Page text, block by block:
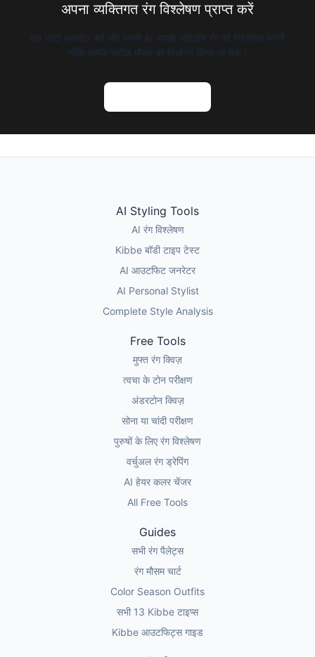
अपना व्यक्तिगत रंग विश्लेषण प्राप्त करें
एक फोटो अपलोड करें और हमारी AI आपके अद्वितीय रंग को विश्लेषित करेगी
ताकि आपके सटीक मौसम का निर्धारण किया जा सके।
AI Styling Tools
AI रंग विश्लेषण
Kibbe बॉडी टाइप टेस्ट
AI आउटफिट जनरेटर
AI Personal Stylist
Complete Style Analysis
Free Tools
मुफ्त रंग क्विज़
त्वचा के टोन परीक्षण
अंडरटोन क्विज़
सोना या चांदी परीक्षण
पुरुषों के लिए रंग विश्लेषण
वर्चुअल रंग ड्रेपिंग
AI हेयर कलर चेंजर
All Free Tools
Guides
सभी रंग पैलेट्स
रंग मौसम चार्ट
Color Season Outfits
सभी 13 Kibbe टाइप्स
Kibbe आउटफिट्स गाइड